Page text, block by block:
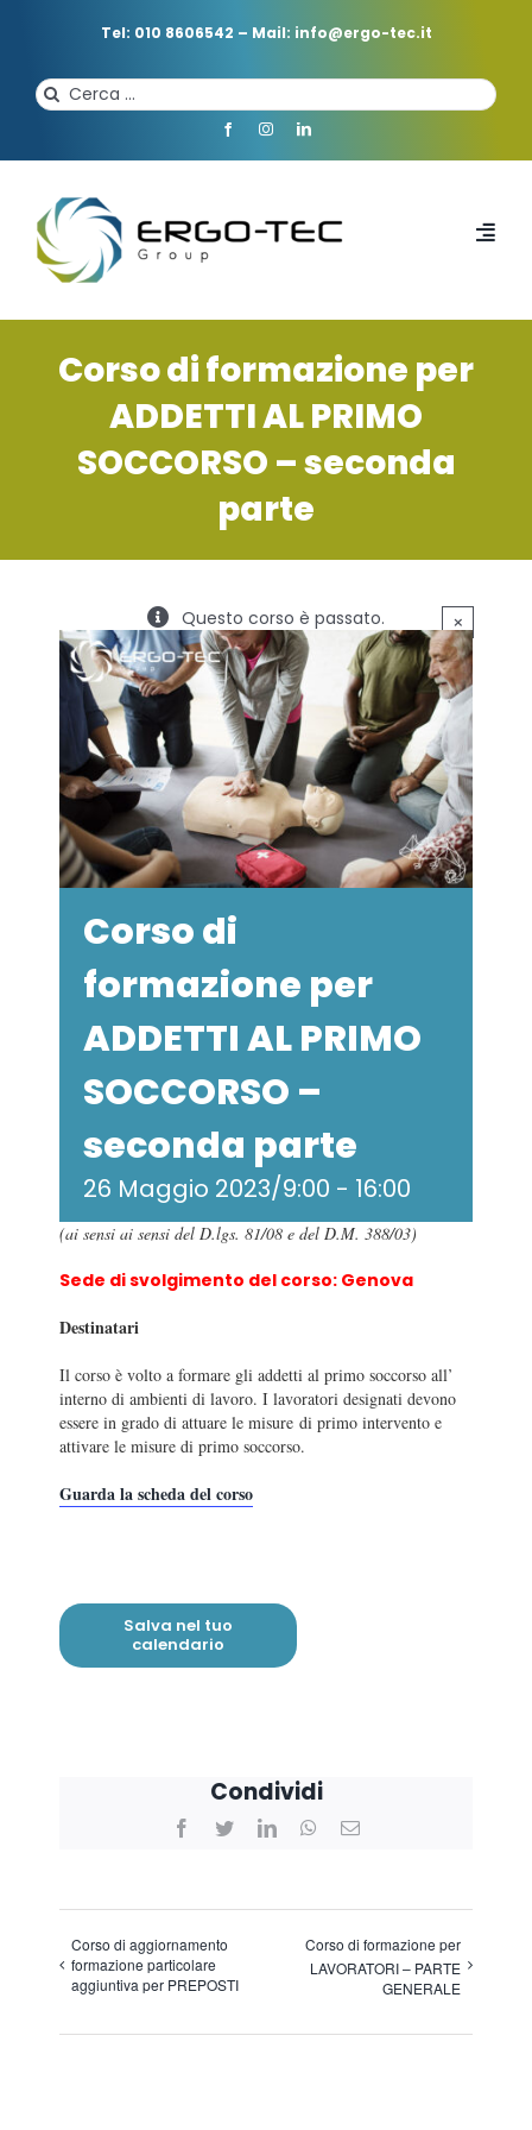
Tel: 010 8606542 – Mail: info@ergo-tec.it
Cerca
per:
HOME
PROFESSIONISTI
SERVIZI
FORMAZIONE
NEWS
EVENTI NOVITÀ
CONTATTI
Corso di formazione per
ADDETTI AL PRIMO
SOCCORSO – seconda
parte
Questo corso è passato. ×
Corso di
formazione per
ADDETTI AL PRIMO
SOCCORSO –
seconda parte
26 Maggio 2023/9:00 - 16:00
(ai sensi ai sensi del D.lgs. 81/08 e del D.M. 388/03)
Sede di svolgimento del corso: Genova
Destinatari
Il corso è volto a formare gli addetti al primo soccorso all’
interno di ambienti di lavoro. I lavoratori designati devono
essere in grado di attuare le misure di primo intervento e
attivare le misure di primo soccorso.
Guarda la scheda del corso
Salva nel tuo
calendario
Condividi
Facebook
Twitter LinkedInWhatsApp
Corso di aggiornamento
formazione particolare
aggiuntiva per PREPOSTI
Corso di formazione per
LAVORATORI – PARTE
GENERALE